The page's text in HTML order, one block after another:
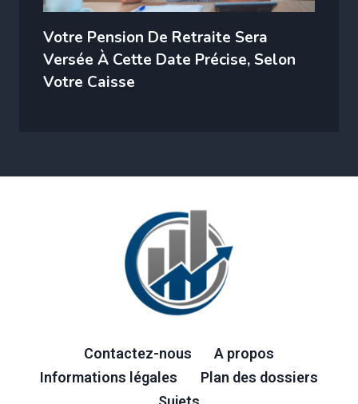
Votre Pension De Retraite Sera
Versée À Cette Date Précise, Selon
Votre Caisse
Contactez-nous
A propos
Informations légales
Plan des dossiers